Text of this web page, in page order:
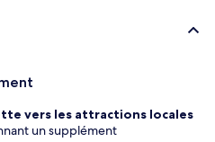
vers les attractions locales
un supplément